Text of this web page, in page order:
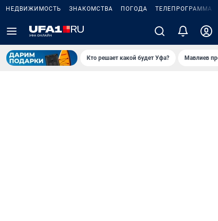
НЕДВИЖИМОСТЬ ЗНАКОМСТВА ПОГОДА ТЕЛЕПРОГРАММА
Кто решает какой будет Уфа? Мавлиев